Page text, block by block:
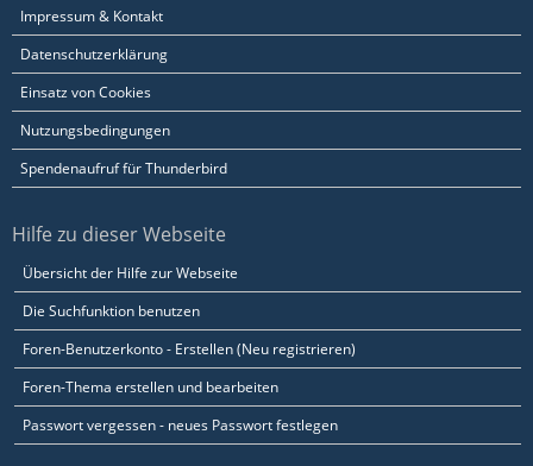
Impressum & Kontakt
Datenschutzerklärung
Einsatz von Cookies
Nutzungsbedingungen
Spendenaufruf für Thunderbird
Hilfe zu dieser Webseite
Übersicht der Hilfe zur Webseite
Die Suchfunktion benutzen
Foren-Benutzerkonto - Erstellen (Neu registrieren)
Foren-Thema erstellen und bearbeiten
Passwort vergessen - neues Passwort festlegen